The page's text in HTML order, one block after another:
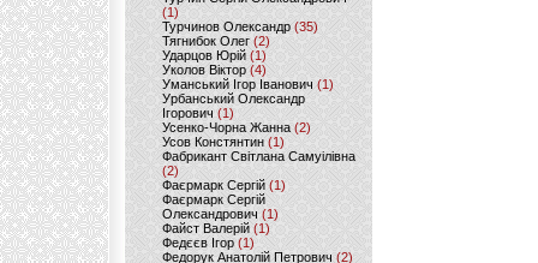
(1)
Турчинов Олександр(35)
Тягнибок Олег (2)
Ударцов Юрій (1)
Уколов Віктор(4)
Уманський Ігор Іванович(1)
Урбанський Олександр
Ігорович (1)
Усенко-Чорна Жанна (2)
Усов Констянтин(1)
Фабрикант Світлана Самуілівна
(2)
Фаєрмарк Сергій(1)
Фаєрмарк Сергій
Олександрович (1)
Файст Валерій(1)
Федєєв Ігор (1)
Федорук Анатолій Петрович (2)